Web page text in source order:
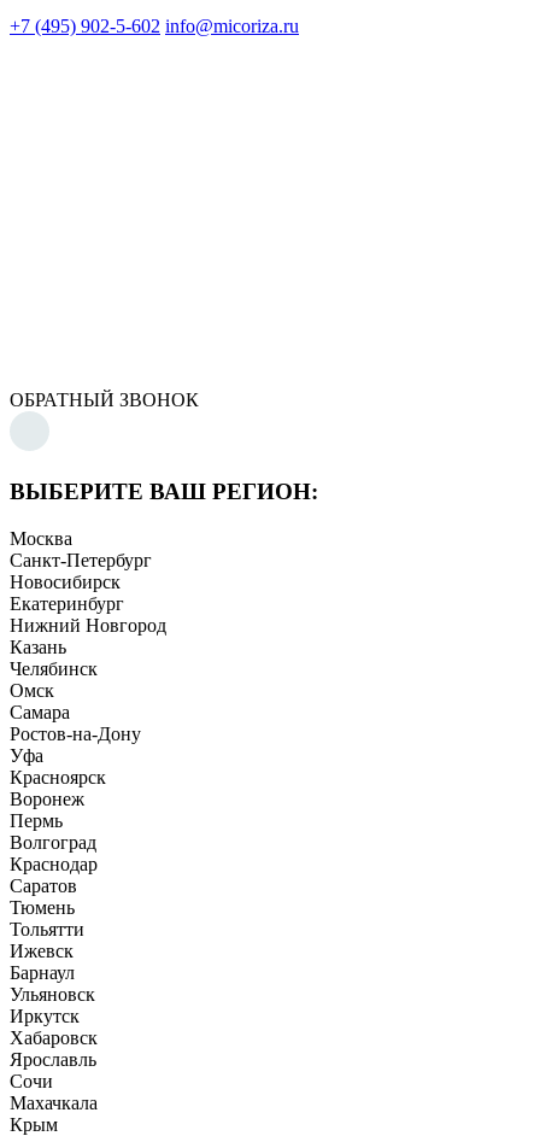
+7 (495) 902-5-602 info@micoriza.ru
ОБРАТНЫЙ ЗВОНОК
ВЫБЕРИТЕ ВАШ РЕГИОН:
Москва
Санкт-Петербург
Новосибирск
Екатеринбург
Нижний Новгород
Казань
Челябинск
Омск
Самара
Ростов-на-Дону
Уфа
Красноярск
Воронеж
Пермь
Волгоград
Краснодар
Саратов
Тюмень
Тольятти
Ижевск
Барнаул
Ульяновск
Иркутск
Хабаровск
Ярославль
Сочи
Махачкала
Крым